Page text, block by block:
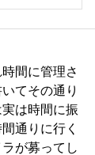
間に管理さ
てその通り
は時間に振
通りに行く
が募ってし